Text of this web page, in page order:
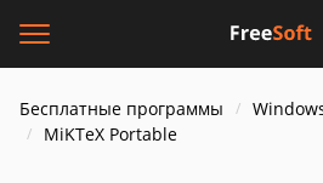
Бесплатные программы
MiKTeX Portable